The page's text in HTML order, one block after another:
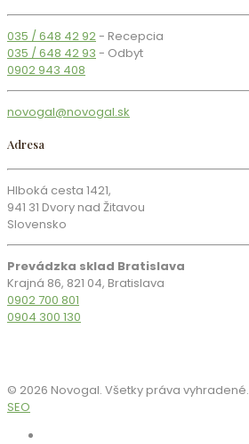
035 / 648 42 92- Recepcia
035 / 648 42 93 - Odbyt
0902 943 408
novogal@novogal.sk
Adresa
Hlboká cesta 1421,
941 31 Dvory nad Žitavou
Slovensko
Prevádzka sklad Bratislava
Krajná 86, 821 04, Bratislava
0902 700 801
0904 300 130
© 2026 Novogal. Všetky práva vyhradené.
SEO